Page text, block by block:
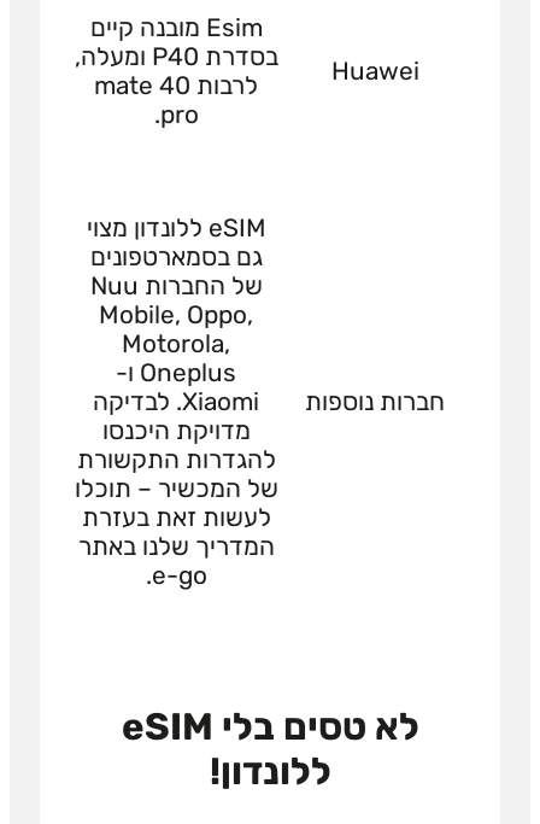
Huawei
Esim מובנה קיים
בסדרת P40 ומעלה,
לרבות mate 40
pro.
חברות נוספות
eSIM ללונדון מצוי
גם בסמארטפונים
של החברות Nuu
Mobile, Oppo,
Motorola,
Oneplus ו-
Xiaomi. לבדיקה
מדויקת היכנסו
להגדרות התקשורת
של המכשיר – תוכלו
לעשות זאת בעזרת
המדריך שלנו באתר
e-go.
לא טסים בלי eSIM
ללונדון!